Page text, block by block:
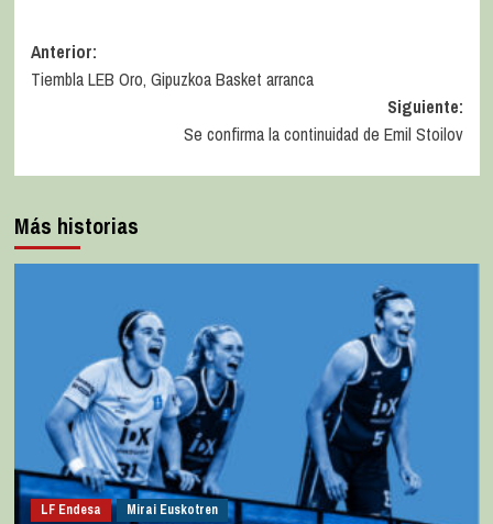
Anterior:
Tiembla LEB Oro, Gipuzkoa Basket arranca
Siguiente:
Se confirma la continuidad de Emil Stoilov
Más historias
LF Endesa Mirai Euskotren